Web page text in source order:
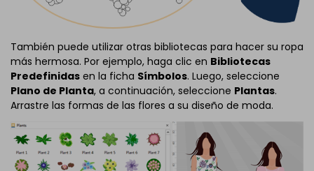
También puede utilizar otras bibliotecas para hacer su ropa
más hermosa. Por ejemplo, haga clic en Bibliotecas
Predefinidas en la ficha Símbolos. Luego, seleccione
Plano de Planta, a continuación, seleccione Plantas.
Arrastre las formas de las flores a su diseño de moda.